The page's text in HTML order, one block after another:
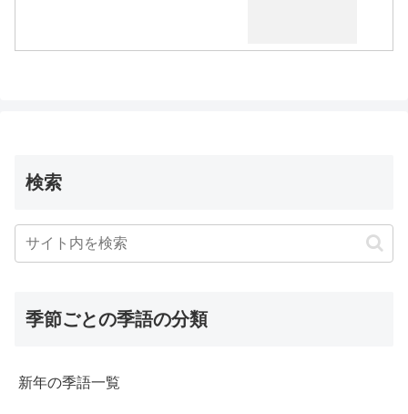
検索
季節ごとの季語の分類
新年の季語一覧